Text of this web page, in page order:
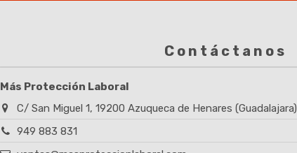
Contáctanos
Más Protección Laboral
C/ San Miguel 1, 19200 Azuqueca de Henares (Guadalajara)
949 883 831